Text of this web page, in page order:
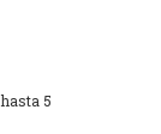
5